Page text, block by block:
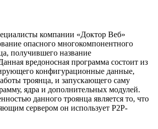
компании «Доктор Веб»
опасного многокомпонентного
получившего название
вредоносная программа состоит из
конфигурационные данные,
троянца, и запускающего саму
ядра и дополнительных модулей.
данного троянца является то, что
сервером он использует P2P-